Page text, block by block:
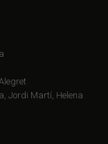
Jordi Martí, Helena